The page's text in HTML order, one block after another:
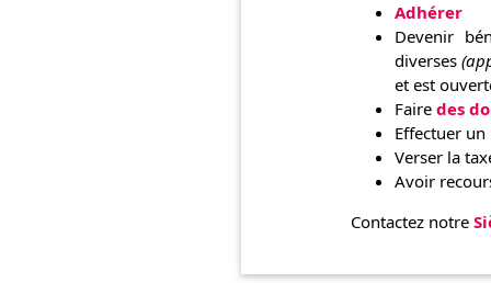
Adhérer
Devenir
diverses
et est
Faire des
Effectuer
Verser la
Avoir
Contactez notre